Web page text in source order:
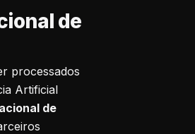
de
processados
Artificial
de